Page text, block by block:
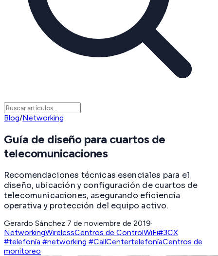
Blog/Networking
Guía de diseño para cuartos de
telecomunicaciones
Recomendaciones técnicas esenciales para el
diseño, ubicación y configuración de cuartos de
telecomunicaciones, asegurando eficiencia
operativa y protección del equipo activo.
Gerardo Sánchez·7 de noviembre de 2019·
NetworkingWirelessCentros de ControlWiFi#3CX
#telefonía #networking #CallCentertelefoníaCentros de
monitoreo